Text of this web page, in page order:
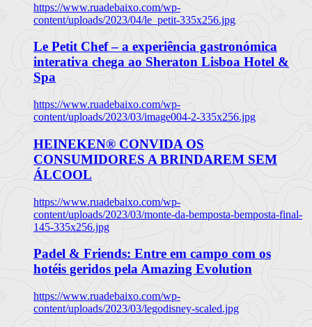
https://www.ruadebaixo.com/wp-
content/uploads/2023/04/le_petit-335x256.jpg
Le Petit Chef – a experiência gastronómica
interativa chega ao Sheraton Lisboa Hotel &
Spa
https://www.ruadebaixo.com/wp-
content/uploads/2023/03/image004-2-335x256.jpg
HEINEKEN® CONVIDA OS
CONSUMIDORES A BRINDAREM SEM
ÁLCOOL
https://www.ruadebaixo.com/wp-
content/uploads/2023/03/monte-da-bemposta-bemposta-final-
145-335x256.jpg
Padel & Friends: Entre em campo com os
hotéis geridos pela Amazing Evolution
https://www.ruadebaixo.com/wp-
content/uploads/2023/03/legodisney-scaled.jpg